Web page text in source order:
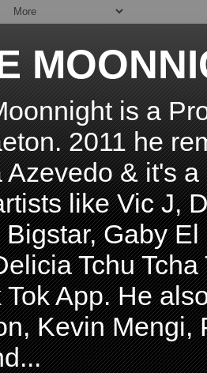
is a
2011 he
Azevedo & it's
like Vic J,
Gaby
Tchu
Tok App. He
Kevin Mengi,